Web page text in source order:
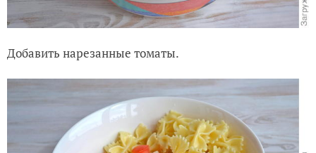
Добавить нарезанные томаты.